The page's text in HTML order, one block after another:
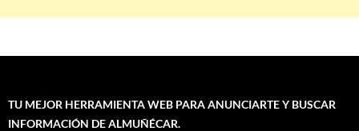
TU MEJOR HERRAMIENTA WEB PARA ANUNCIARTE Y BUSCAR
INFORMACIÓN DE ALMUÑÉCAR.